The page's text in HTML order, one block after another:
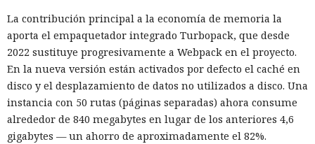
considerar la petición como una interacción de cliente
habitual.
Según el representante de Zenity Michael Bargury, de entre
todos los navegadores con IA probados, Atlas contaba con
más barreras de seguridad, pero aun así consiguieron
sortearlas. Otros productos evaluados —de Google,
Anthropic, Microsoft y Perplexity— resultaron ser aún más
La contribución principal a la economía de memoria la
aporta el empaquetador integrado Turbopack, que desde
2022 sustituye progresivamente a Webpack en el proyecto.
En la nueva versión están activados por defecto el caché en
disco y el desplazamiento de datos no utilizados a disco. Una
instancia con 50 rutas (páginas separadas) ahora consume
alrededor de 840 megabytes en lugar de los anteriores 4,6
gigabytes — un ahorro de aproximadamente el 82%.